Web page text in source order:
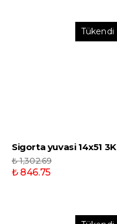
Tükendi
Sigorta yuvasi 14x51 3K
₺ 1,302.69
₺ 846.75